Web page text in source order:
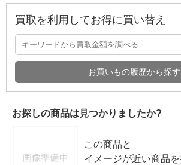
買取を利用してお得に買い替え
お買いもの履歴から探す
お探しの商品は見つかりましたか?
この商品と
イメージが近い商品